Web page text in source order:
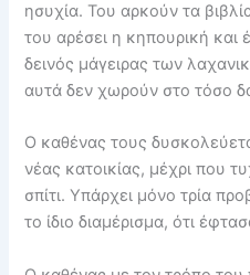
ησυχία. Του αρκούν τα
του αρέσει η κηπουρική και
δεινός μάγειρας των
αυτά δεν χωρούν στο τόσο
Ο καθένας τους
νέας κατοικίας, μέχρι που
σπίτι. Υπάρχει μόνο τρία
το ίδιο διαμέρισμα, ότι